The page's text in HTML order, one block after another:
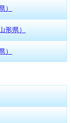
）
形県）
）